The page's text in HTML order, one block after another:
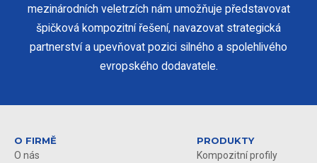
mezinárodních veletrzích nám umožňuje představovat
špičková kompozitní řešení, navazovat strategická
partnerství a upevňovat pozici silného a spolehlivého
evropského dodavatele.
O FIRMĚ
O nás
PRODUKTY
Kompozitní profily